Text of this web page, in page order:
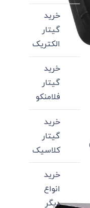
خرید
گیتار
الکتریک
خرید
گیتار
فلامنکو
خرید
گیتار
کلاسیک
خرید
انواع
دیگر